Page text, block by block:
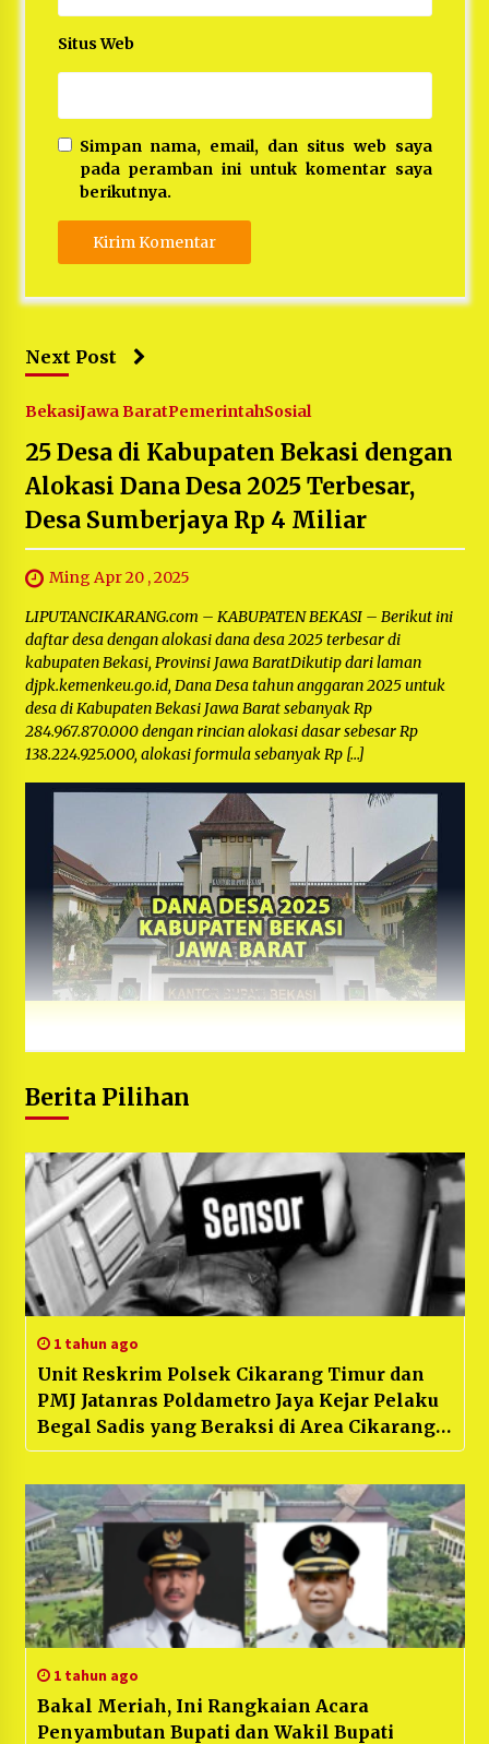
Situs Web
Simpan nama, email, dan situs web saya
pada peramban ini untuk komentar saya
berikutnya.
Next Post
BekasiJawa BaratPemerintahSosial
25 Desa di Kabupaten Bekasi dengan
Alokasi Dana Desa 2025 Terbesar,
Desa Sumberjaya Rp 4 Miliar
Ming Apr 20 , 2025
LIPUTANCIKARANG.com – KABUPATEN BEKASI – Berikut ini
daftar desa dengan alokasi dana desa 2025 terbesar di
kabupaten Bekasi, Provinsi Jawa BaratDikutip dari laman
djpk.kemenkeu.go.id, Dana Desa tahun anggaran 2025 untuk
desa di Kabupaten Bekasi Jawa Barat sebanyak Rp
284.967.870.000 dengan rincian alokasi dasar sebesar Rp
138.224.925.000, alokasi formula sebanyak Rp […]
Berita Pilihan
1 tahun ago
Unit Reskrim Polsek Cikarang Timur dan
PMJ Jatanras Poldametro Jaya Kejar Pelaku
Begal Sadis yang Beraksi di Area Cikarang
Timur Bekasi : “Identitas Para Pelaku Sudah
1 tahun ago
Bakal Meriah, Ini Rangkaian Acara
Penyambutan Bupati dan Wakil Bupati